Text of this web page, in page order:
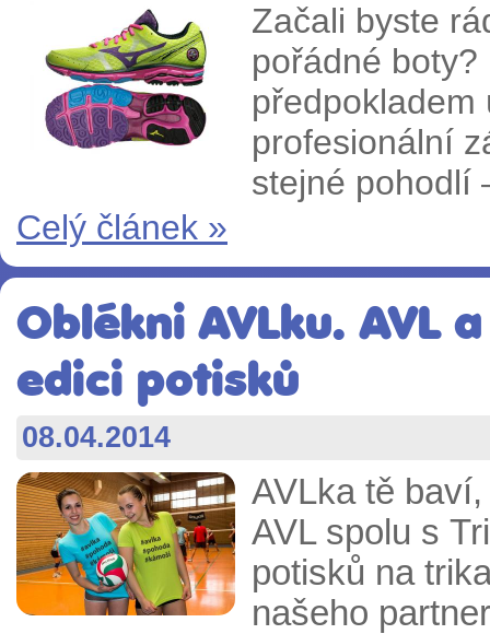
Začali byste
pořádné
předpokladem
profesionální
stejné pohodlí
Celý článek »
Oblékni AVLku. AVL
edici potisků
08.04.2014
AVLka tě
AVL spolu s
potisků na
našeho